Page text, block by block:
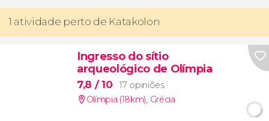
1 atividade perto de Katakolon
Ingresso do sítio
arqueológico de Olímpia
7,8 / 10
17 opiniões
Olímpia (18km), Grécia